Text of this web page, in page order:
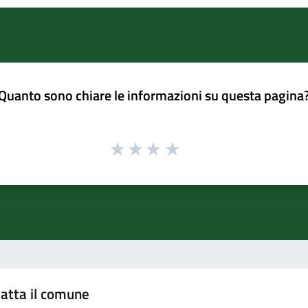
sono chiare le informazioni su questa
il comune